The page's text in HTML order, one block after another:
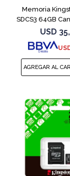
Memoria
SDCS3 64GB
Plus
USD